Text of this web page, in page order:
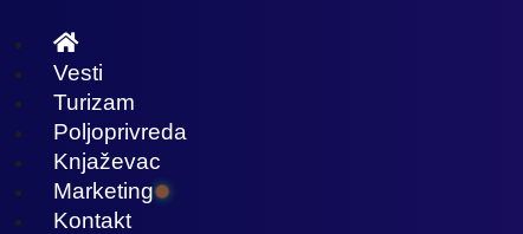
на
садржајVesti
Turizam
Poljoprivreda
Knjaževac
Marketing
Kontakt